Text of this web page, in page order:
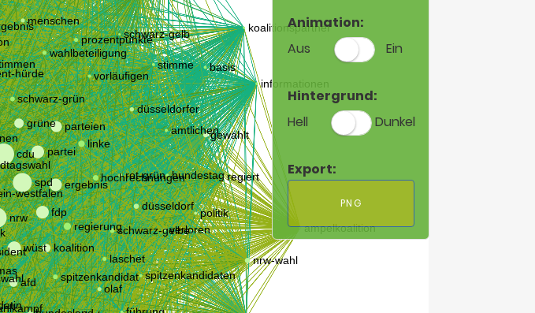
Animation:
Aus
Ein
Hintergrund:
Hell
Dunkel
Export:
PNG